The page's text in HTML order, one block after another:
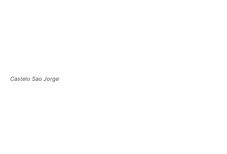
Castelo Sao Jorge